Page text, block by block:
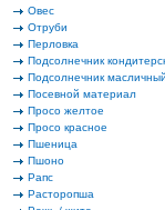
Овес
Отруби
Перловка
Подсолнечник
Подсолнечник масличный
Посевной материал
Просо желтое
Просо красное
Пшеница
Пшоно
Рапс
Расторопша